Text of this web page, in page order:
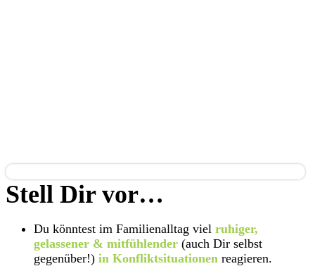
Stell Dir vor…
Du könntest im Familienalltag viel ruhiger,
gelassener & mitfühlender (auch Dir selbst
gegenüber!) in Konfliktsituationen reagieren.